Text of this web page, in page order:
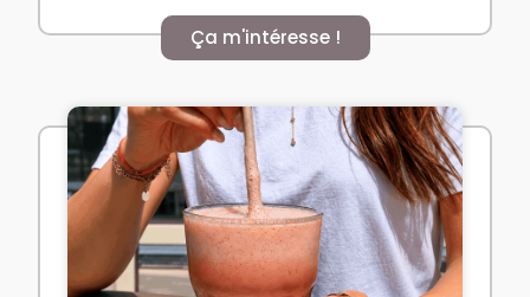
Ça m'intéresse !